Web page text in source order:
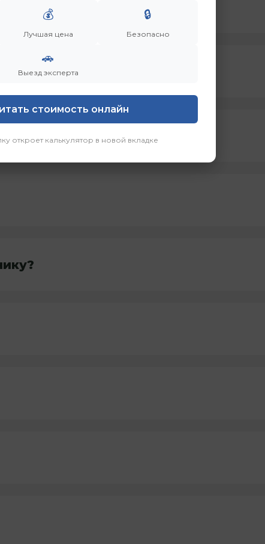
💰
Лучшая цена
🔒
Безопасно
🚗
Выезд эксперта
стоимость онлайн
откроет калькулятор в новой вкладке